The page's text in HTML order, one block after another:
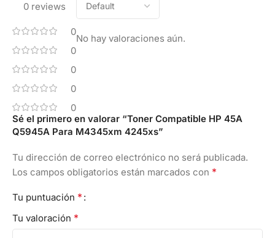
0 reviews
0
0
0
0
0
No hay valoraciones aún.
Sé el primero en valorar “Toner Compatible HP 45A
Q5945A Para M4345xm 4245xs”
Tu dirección de correo electrónico no será publicada.
Los campos obligatorios están marcados con *
Tu puntuación *
Tu valoración *